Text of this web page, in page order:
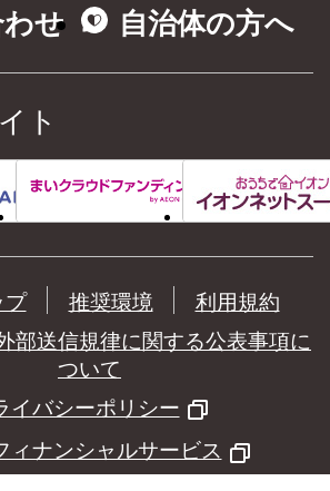
せ
自治体の方へ
ト
プ 推奨環境
利用規約
部送信規律に関する公表事項に
ついて
イバシーポリシー
ィナンシャルサービス